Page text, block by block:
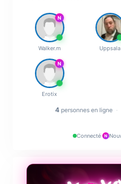
N
Walker.m Uppsala
N
Erotix
4 personnes en ligne ·
Connecté· N
💋
❤️‍🔥